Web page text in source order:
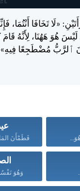
«لَا تَخَافَا أَنْتُمَا،
هُوَ هَهُنَا، لِأَنَّهُ قَامَ
ٱلرَّبُّ مُضْطَجِعًا
فَطَمْأَنَ
وَهُوَ